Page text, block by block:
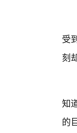
受
刻
知
的